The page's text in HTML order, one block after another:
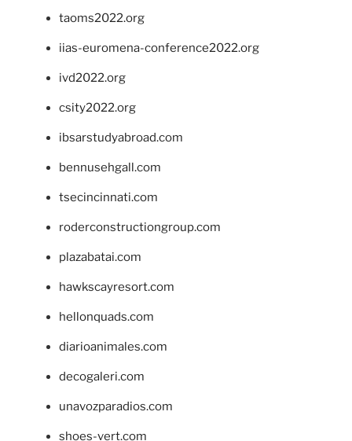
taoms2022.org
iias-euromena-conference2022.org
ivd2022.org
csity2022.org
ibsarstudyabroad.com
bennusehgall.com
tsecincinnati.com
roderconstructiongroup.com
plazabatai.com
hawkscayresort.com
hellonquads.com
diarioanimales.com
decogaleri.com
unavozparadios.com
shoes-vert.com